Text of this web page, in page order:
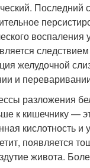
Последний
желудочной
и
разложения
к кишечнику —
кислотность
появляется
живота.